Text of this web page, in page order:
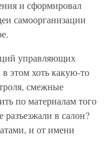
и сформировал
самоорганизации
управляющих
этом хоть какую-то
смежные
по материалам того
в салон?
и от имени